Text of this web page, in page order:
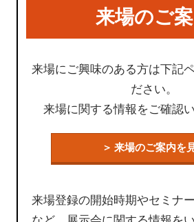
来場のご
来場にご興味のある方は下記
ださい。
来場に関する情報をご確認
＞ 来場のご案内を
来場登録の開始時期やセミナ